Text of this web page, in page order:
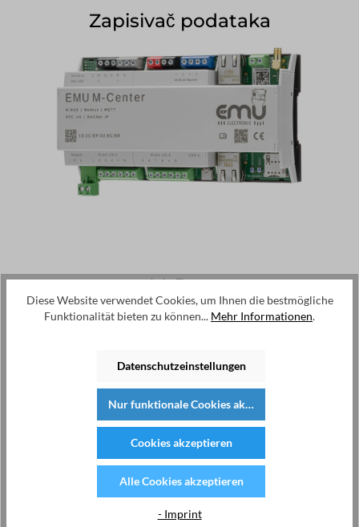
Zapisivač podataka
M-Bus
Diese Website verwendet Cookies, um Ihnen die bestmögliche
Funktionalität bieten zu können... Mehr Informationen.
Datenschutzeinstellungen
Nur funktionale Cookies akzeptieren
Cookies akzeptieren
Alle Cookies akzeptieren
- Imprint